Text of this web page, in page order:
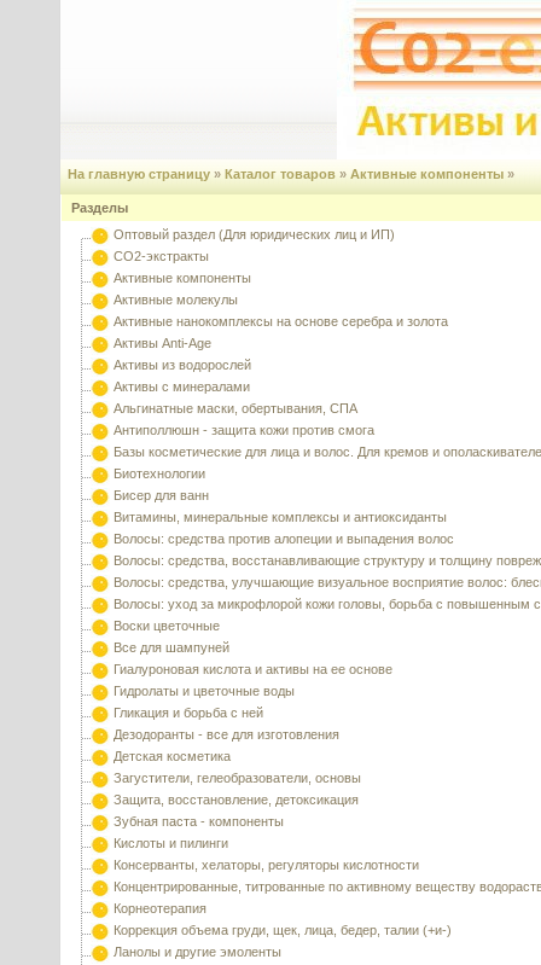
На главную страницу » Каталог товаров » Активные компоненты »
Разделы
Оптовый раздел (Для юридических лиц и ИП)
CO2-экстракты
Активные компоненты
Активные молекулы
Активные нанокомплексы на основе серебра и золота
Активы Anti-Age
Активы из водорослей
Активы с минералами
Альгинатные маски, обертывания, СПА
Антиполлюшн - защита кожи против смога
Базы косметические для лица и волос. Для кремов и
Биотехнологии
Бисер для ванн
Витамины, минеральные комплексы и антиоксиданты
Волосы: средства против алопеции и выпадения волос
Волосы: средства, восстанавливающие структуру и толщину
Волосы: средства, улучшающие визуальное восприятие волос:
Волосы: уход за микрофлорой кожи головы, борьба с повышенным
Воски цветочные
Все для шампуней
Гиалуроновая кислота и активы на ее основе
Гидролаты и цветочные воды
Гликация и борьба с ней
Дезодоранты - все для изготовления
Детская косметика
Загустители, гелеобразователи, основы
Защита, восстановление, детоксикация
Зубная паста - компоненты
Кислоты и пилинги
Консерванты, хелаторы, регуляторы кислотности
Концентрированные, титрованные по активному веществу
Корнеотерапия
Коррекция объема груди, щек, лица, бедер, талии (+и-)
Ланолы и другие эмоленты